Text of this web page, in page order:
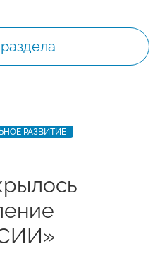
РАЗВИТИЕ